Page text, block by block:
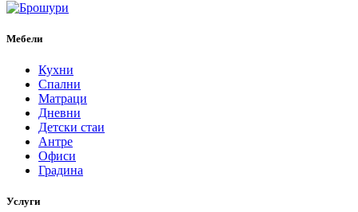
Мебели
Кухни
Спални
Матраци
Дневни
Детски стаи
Антре
Офиси
Градина
Услуги